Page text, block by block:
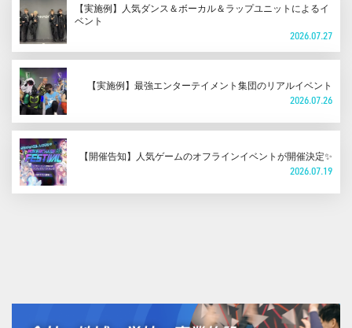
【実施例】人気ダンス＆ボーカル＆ラップユニットによるイ
ベント
2026.07.27
【実施例】最強エンターテイメント集団のリアルイベント
2026.07.26
【開催告知】人気ゲームのオフラインイベントが開催決定✨
2026.07.19